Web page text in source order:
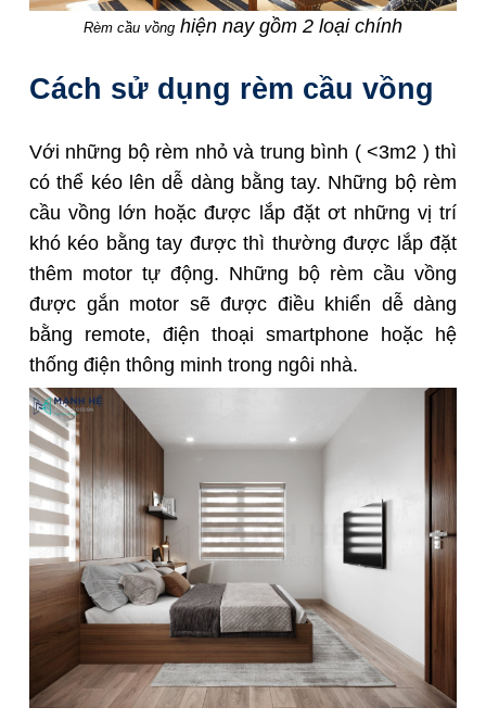
Rèm cầu vồng hiện nay gồm 2 loại chính
Cách sử dụng rèm cầu vồng
Với những bộ rèm nhỏ và trung bình ( <3m2 ) thì
có thể kéo lên dễ dàng bằng tay. Những bộ rèm
cầu vồng lớn hoặc được lắp đặt ơt những vị trí
khó kéo bằng tay được thì thường được lắp đặt
thêm motor tự động. Những bộ rèm cầu vồng
được gắn motor sẽ được điều khiển dễ dàng
bằng remote, điện thoại smartphone hoặc hệ
thống điện thông minh trong ngôi nhà.